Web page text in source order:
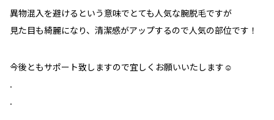
異物混入を避けるという意味でとても人気な腕脱毛ですが
見た目も綺麗になり、清潔感がアップするので人気の部位です！
今後ともサポート致しますので宜しくお願いいたします☺️
.
.